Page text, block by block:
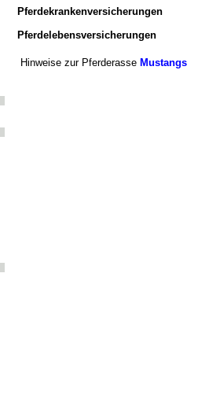
Pferdekrankenversicherungen
Pferdelebensversicherungen
Hinweise zur Pferderasse Mustangs